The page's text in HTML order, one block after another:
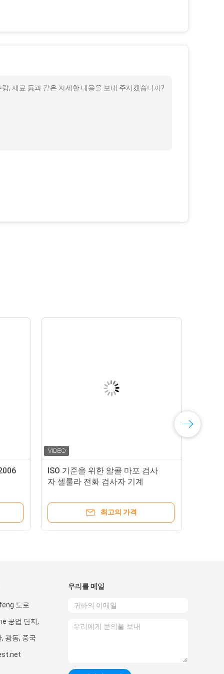
, 재료 등과 같은 자세한 내용을 보내 주시겠습니까?
ISO 기준을 위한 알콜 마포 검사
자 셀룰라 전화 검사자 기계
최고의 가격
도로
공업 단지,
광동, 중국
우리를 메일